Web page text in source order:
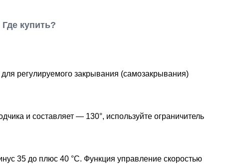
Где купить?
регулируемого закрывания (самозакрывания)
и составляет — 130°, используйте ограничитель
35 до плюс 40 °С. Функция управление скоростью